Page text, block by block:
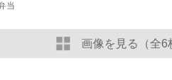
画像を見る（全6
当